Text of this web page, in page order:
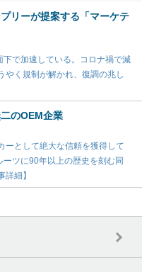
リーが提案する「マーケテ
下で加速している。コロナ禍で減
やく規制が解かれ、復調の兆し
のOEM企業
ーとして絶大な信頼を獲得して
ツに90年以上の歴史を刻む同
細】